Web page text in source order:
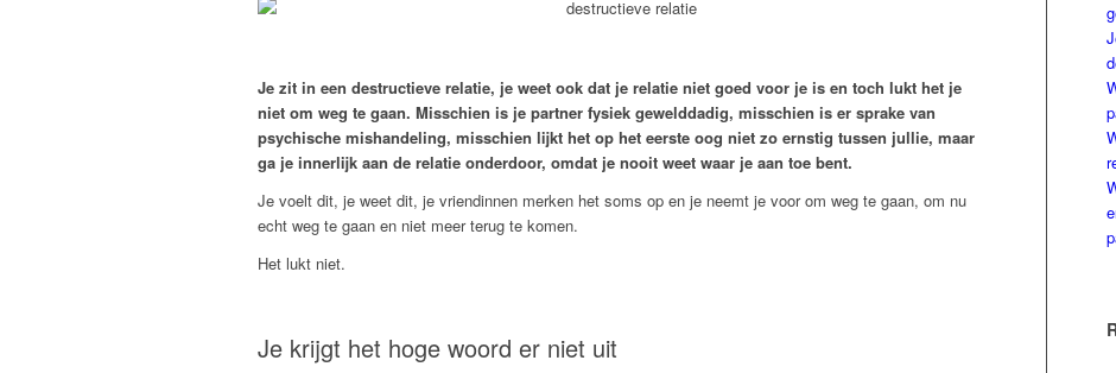
Je zit in een destructieve relatie, je weet ook dat je relatie niet goed voor je is en toch lukt het je
niet om weg te gaan. Misschien is je partner fysiek gewelddadig, misschien is er sprake van
psychische mishandeling, misschien lijkt het op het eerste oog niet zo ernstig tussen jullie, maar
ga je innerlijk aan de relatie onderdoor, omdat je nooit weet waar je aan toe bent.
Je voelt dit, je weet dit, je vriendinnen merken het soms op en je neemt je voor om weg te gaan, om nu
echt weg te gaan en niet meer terug te komen.
Het lukt niet.
Je krijgt het hoge woord er niet uit